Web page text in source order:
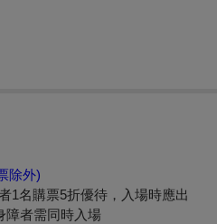
除外)
1名購票5折優待，入場時應出
障者需同時入場